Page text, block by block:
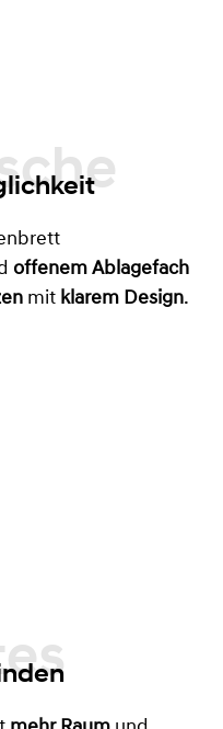
offenem Ablagefach
mit klarem Design.